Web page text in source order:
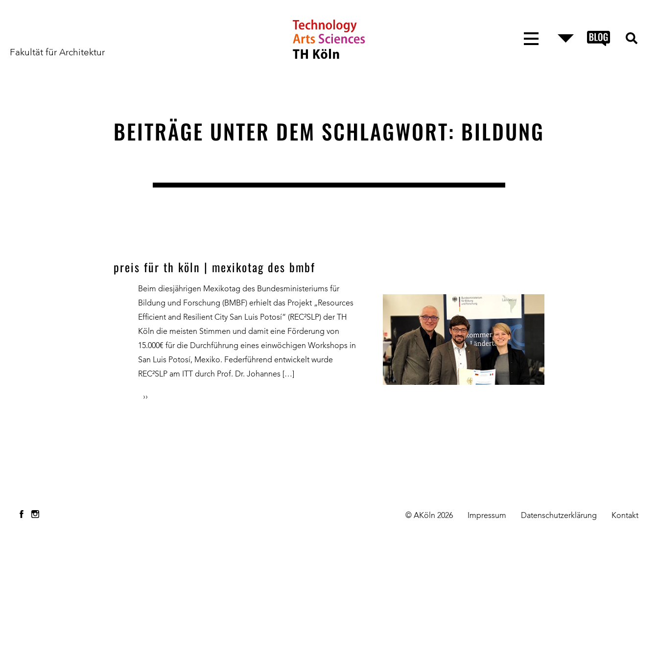
Fakultät für Architektur
BEITRÄGE UNTER DEM SCHLAGWORT: BILDUNG
preis für th köln | mexikotag des bmbf
Beim diesjährigen Mexikotag des Bundesministeriums für
Bildung und Forschung (BMBF) erhielt das Projekt „Resources
Efficient and Resilient City San Luis Potosí“ (REC²SLP) der TH
Köln die meisten Stimmen und damit eine Förderung von
15.000€ für die Durchführung eines einwöchigen Workshops in
San Luis Potosí, Mexiko. Federführend entwickelt wurde
REC²SLP am ITT durch Prof. Dr. Johannes […]
››
© AKöln 2026 Impressum Datenschutzerklärung Kontakt